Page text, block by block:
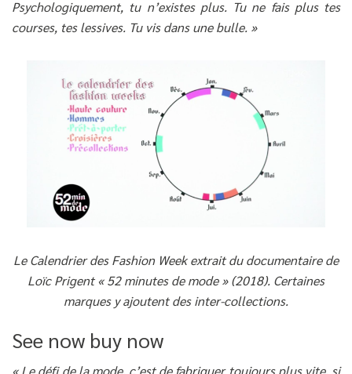
Psychologiquement, tu n’existes plus. Tu ne fais plus tes
courses, tes lessives. Tu vis dans une bulle. »
Le Calendrier des Fashion Week extrait du documentaire de
Loïc Prigent « 52 minutes de mode » (2018). Certaines
marques y ajoutent des inter-collections.
See now buy now
« Le défi de la mode, c’est de fabriquer toujours plus vite, si